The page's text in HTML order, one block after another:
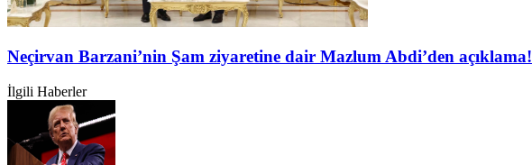
Neçirvan Barzani’nin Şam ziyaretine dair Mazlum Abdi’den açıklama!
İlgili Haberler